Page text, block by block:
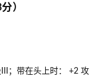
）
；带在头上时： +2 攻